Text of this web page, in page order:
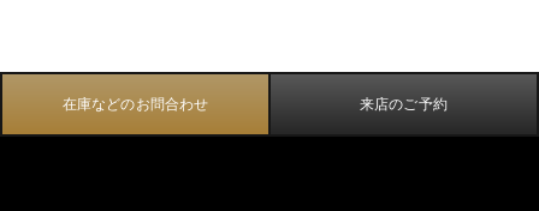
在庫などのお問合わせ 来店のご予約